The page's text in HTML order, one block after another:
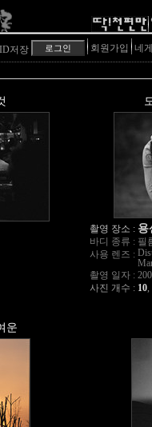
ID저장 회원가입 네
촬영 장소 : 용
바디 종류 : 필
사용 렌즈 :
촬영 일자 :
사진 개수 : 10,
운